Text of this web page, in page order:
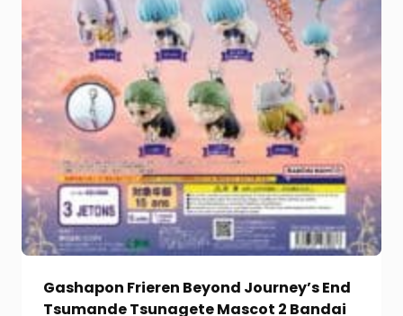
Gashapon Frieren Beyond Journey’s End
Tsumande Tsunagete Mascot 2 Bandai